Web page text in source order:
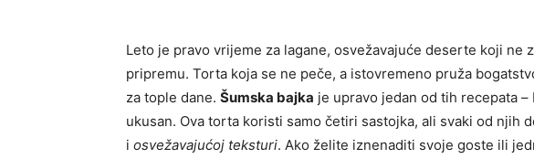
Leto je pravo vrijeme za lagane, osvežavajuće deserte koji ne
pripremu. Torta koja se ne peče, a istovremeno pruža
za tople dane. Šumska bajka je upravo jedan od tih recepata
ukusan. Ova torta koristi samo četiri sastojka, ali svaki od njih
i osvežavajućoj teksturi. Ako želite iznenaditi svoje goste ili